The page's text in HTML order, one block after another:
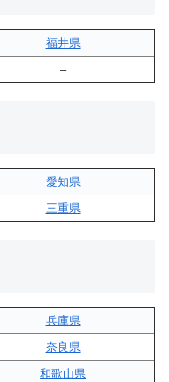
福井県
–
愛知県
三重県
兵庫県
奈良県
和歌山県